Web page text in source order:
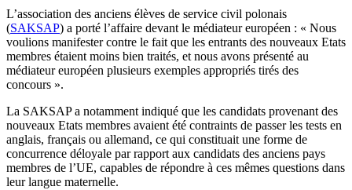
L’association des anciens élèves de service civil polonais
(SAKSAP) a porté l’affaire devant le médiateur européen : « Nous
voulions manifester contre le fait que les entrants des nouveaux Etats
membres étaient moins bien traités, et nous avons présenté au
médiateur européen plusieurs exemples appropriés tirés des
concours ».
La SAKSAP a notamment indiqué que les candidats provenant des
nouveaux Etats membres avaient été contraints de passer les tests en
anglais, français ou allemand, ce qui constituait une forme de
concurrence déloyale par rapport aux candidats des anciens pays
membres de l’UE, capables de répondre à ces mêmes questions dans
leur langue maternelle.